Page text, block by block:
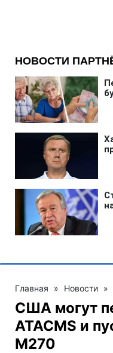
Главная » Новости »
США могут
ATACMS и
M270